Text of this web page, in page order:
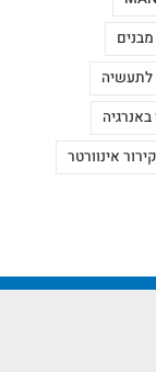
לתעשיה
באנרגיה
אינוורטר